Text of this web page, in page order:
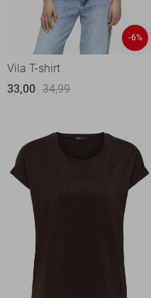
-6%
Vila T-shirt
33,00 34,99